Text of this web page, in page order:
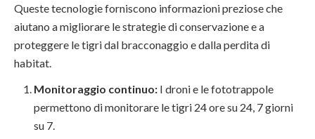
Queste tecnologie forniscono informazioni preziose che
aiutano a migliorare le strategie di conservazione e a
proteggere le tigri dal bracconaggio e dalla perdita di
habitat.
Monitoraggio continuo: I droni e le fototrappole
permettono di monitorare le tigri 24 ore su 24, 7 giorni
su 7.